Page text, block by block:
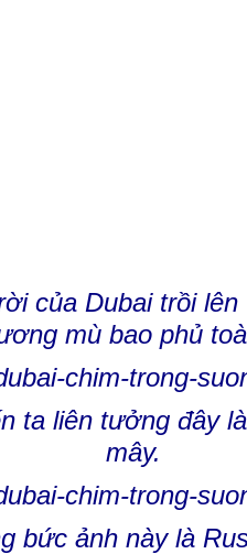
của Dubai trồi
mù bao phủ
ta liên tưởng đây
mây.
bức ảnh này là